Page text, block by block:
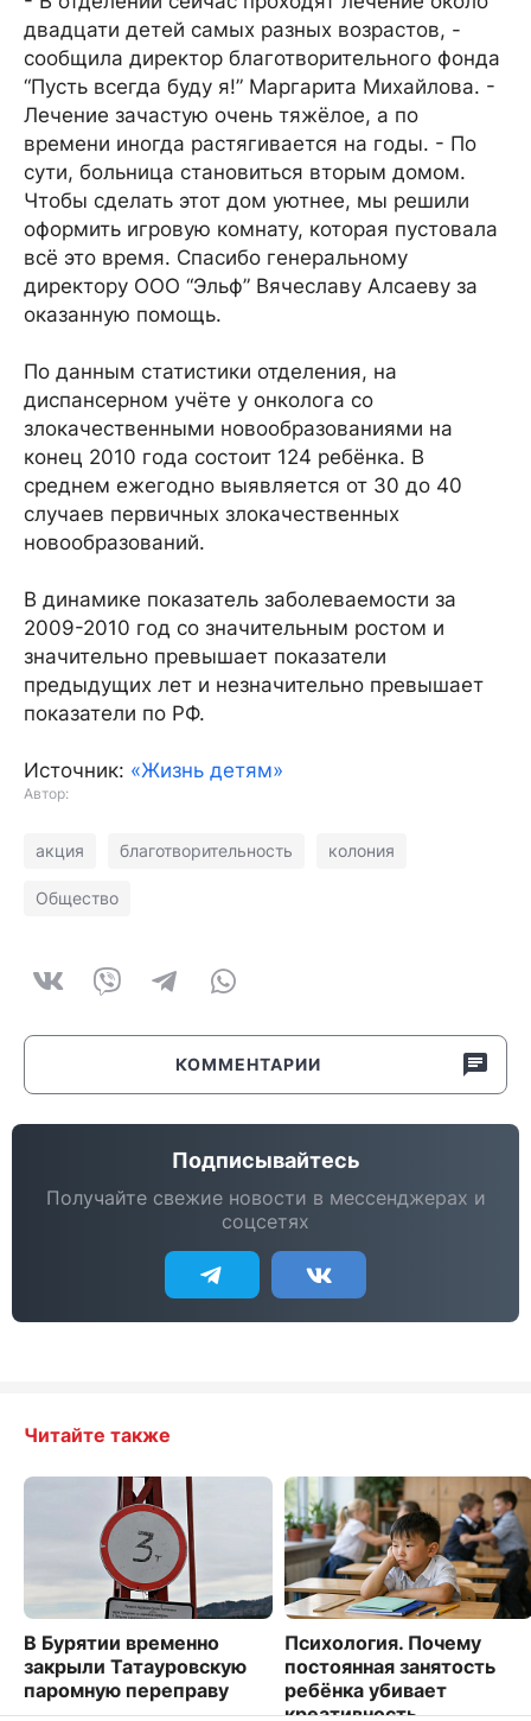
двадцати детей самых разных возрастов, -
сообщила директор благотворительного фонда
“Пусть всегда буду я!” Маргарита Михайлова. -
Лечение зачастую очень тяжёлое, а по
времени иногда растягивается на годы. - По
сути, больница становиться вторым домом.
Чтобы сделать этот дом уютнее, мы решили
оформить игровую комнату, которая пустовала
всё это время. Спасибо генеральному
директору ООО “Эльф” Вячеславу Алсаеву за
оказанную помощь.
По данным статистики отделения, на
диспансерном учёте у онколога со
злокачественными новообразованиями на
конец 2010 года состоит 124 ребёнка. В
среднем ежегодно выявляется от 30 до 40
случаев первичных злокачественных
новообразований.
В динамике показатель заболеваемости за
2009-2010 год со значительным ростом и
значительно превышает показатели
предыдущих лет и незначительно превышает
показатели по РФ.
Источник: «Жизнь детям»
Автор:
акция благотворительность колония
Общество
КОММЕНТАРИИ
Подписывайтесь
Получайте свежие новости в мессенджерах и
соцсетях
Читайте также
В Бурятии временно
закрыли Татауровскую
паромную переправу
Психология. Почему
постоянная занятость
ребёнка убивает
креативность